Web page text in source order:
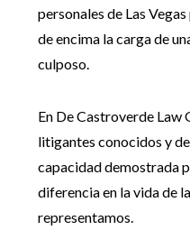
personales de Las
de encima la carga de
culposo.
En De Castroverde Law
litigantes conocidos y
capacidad demostrada
diferencia en la vida de
representamos.